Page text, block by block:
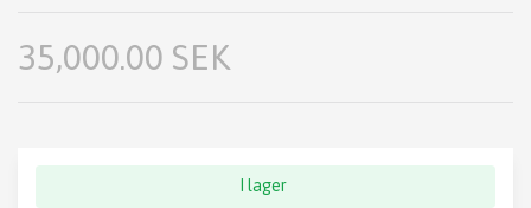
35,000.00 SEK
I lager